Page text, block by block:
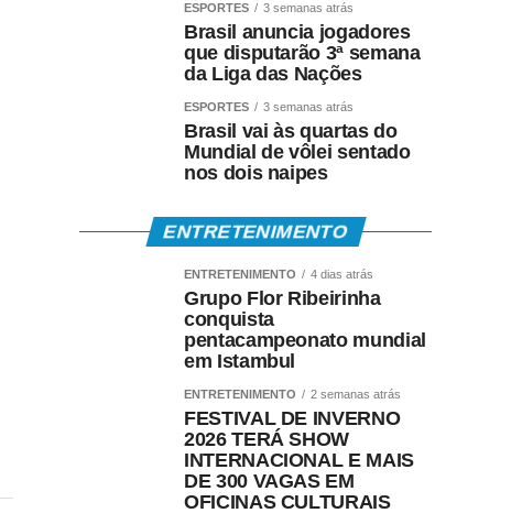
ESPORTES 3 semanas atrás
Brasil anuncia jogadores
que disputarão 3ª semana
da Liga das Nações
ESPORTES 3 semanas atrás
Brasil vai às quartas do
Mundial de vôlei sentado
nos dois naipes
ENTRETENIMENTO
ENTRETENIMENTO 4 dias atrás
Grupo Flor Ribeirinha
conquista
pentacampeonato mundial
em Istambul
ENTRETENIMENTO 2 semanas atrás
FESTIVAL DE INVERNO
2026 TERÁ SHOW
INTERNACIONAL E MAIS
DE 300 VAGAS EM
OFICINAS CULTURAIS